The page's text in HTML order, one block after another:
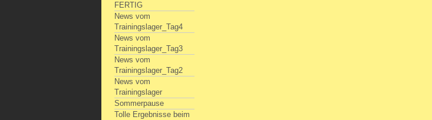
FERTIG
News vom
Trainingslager_Tag4
News vom
Trainingslager_Tag3
News vom
Trainingslager_Tag2
News vom
Trainingslager
Sommerpause
Tolle Ergebnisse beim